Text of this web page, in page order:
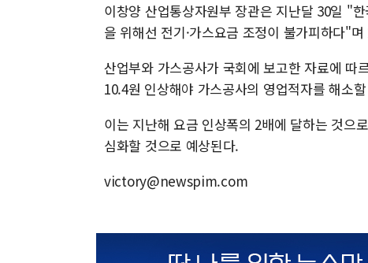
이창양 산업통상자원부 장관은 지난달 30일 "
을 위해선 전기·가스요금 조정이 불가피하다"
산업부와 가스공사가 국회에 보고한 자료에 따
10.4원 인상해야 가스공사의 영업적자를 해소
이는 지난해 요금 인상폭의 2배에 달하는 것으
심화할 것으로 예상된다.
victory@newspim.com